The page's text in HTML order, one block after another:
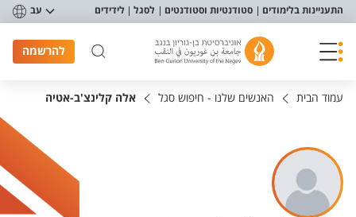
תפריט נגישות
התעניינות בלימודים סטודנטיות וסטודנטים לסגל לידידים עב
להרשמה
עמוד הבית האנשים שלנו - חיפוש סגל אלה קלינצ'ב-אטיה